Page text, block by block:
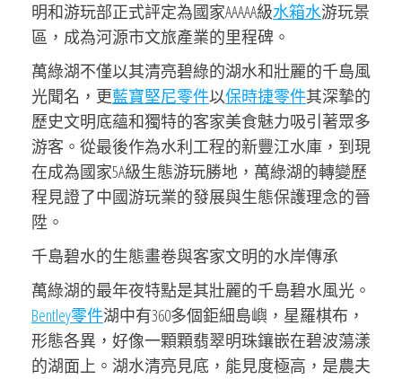
明和游玩部正式評定為國家AAAAA級水箱水游玩景
區，成為河源市文旅產業的里程碑。
萬綠湖不僅以其清亮碧綠的湖水和壯麗的千島風
光聞名，更藍寶堅尼零件以保時捷零件其深摯的
歷史文明底蘊和獨特的客家美食魅力吸引著眾多
游客。從最後作為水利工程的新豐江水庫，到現
在成為國家5A級生態游玩勝地，萬綠湖的轉變歷
程見證了中國游玩業的發展與生態保護理念的晉
陞。
千島碧水的生態畫卷與客家文明的水岸傳承
萬綠湖的最年夜特點是其壯麗的千島碧水風光。
Bentley零件湖中有360多個鉅細島嶼，星羅棋布，
形態各異，好像一顆顆翡翠明珠鑲嵌在碧波蕩漾
的湖面上。湖水清亮見底，能見度極高，是農夫